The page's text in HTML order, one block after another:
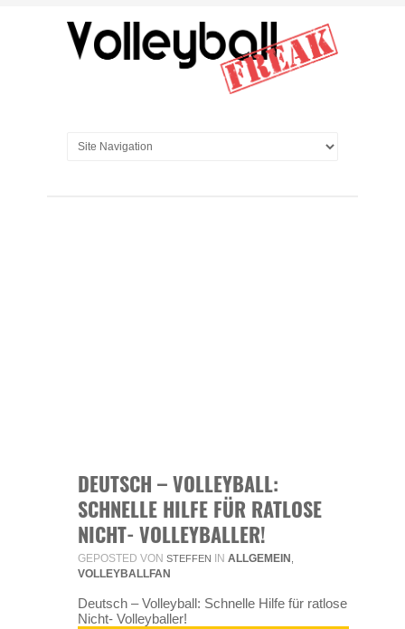
DEUTSCH – VOLLEYBALL:
SCHNELLE HILFE FÜR RATLOSE
NICHT- VOLLEYBALLER!
GEPOSTED VON STEFFEN IN ALLGEMEIN
VOLLEYBALLFAN
Deutsch – Volleyball: Schnelle Hilfe für ratlose
Nicht- Volleyballer!